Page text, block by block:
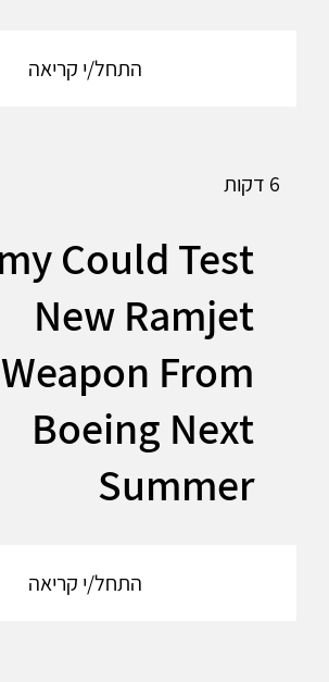
התחל/י קריאה
6 דקות
Could Test
New Ramjet
Weapon From
Boeing Next
Summer
התחל/י קריאה